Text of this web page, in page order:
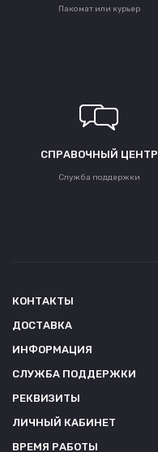
Пакомат или курьер
СПРАВОЧНЫЙ ЦЕНТР
Служба поддержки
КОНТАКТЫ
ДОСТАВКА
ИНФОРМАЦИЯ
СЛУЖБА ПОДДЕРЖКИ
РЕКВИЗИТЫ
ЛИЧНЫЙ КАБИНЕТ
ВРЕМЯ РАБОТЫ